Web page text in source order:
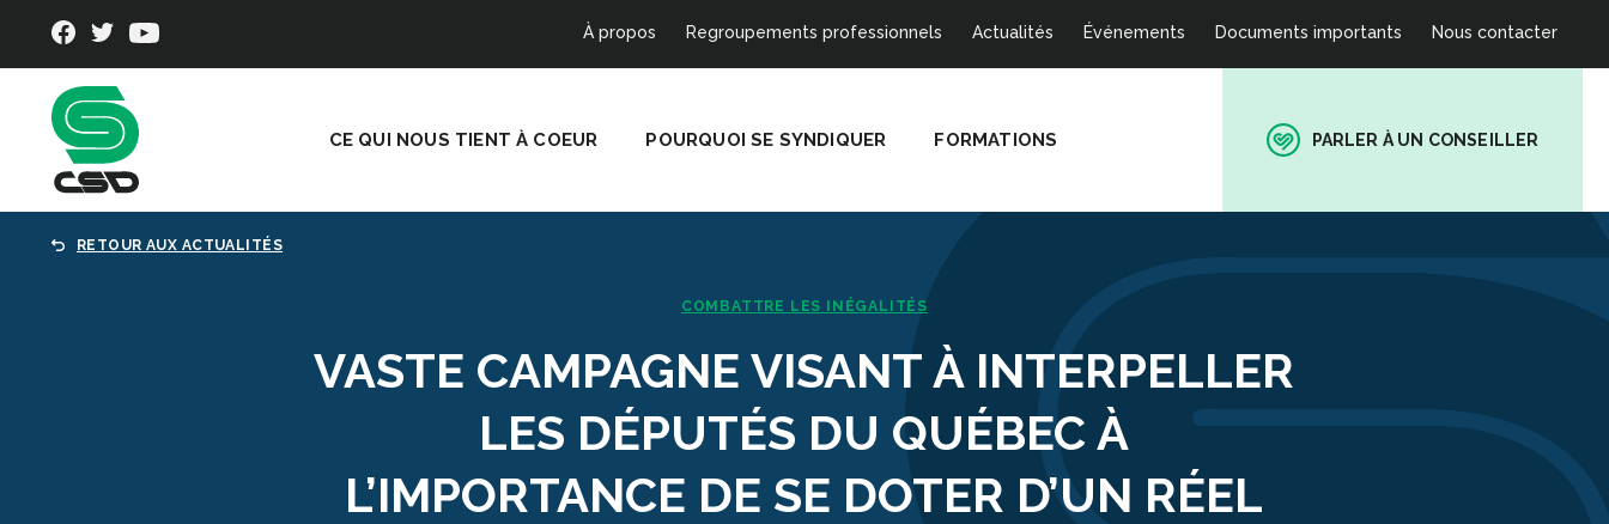
À propos Regroupements professionnels Actualités Événements Documents importants Nous contacter
CE QUI NOUS TIENT À COEUR POURQUOI SE SYNDIQUER FORMATIONS PARLER À UN CONSEILLER
RETOUR AUX ACTUALITÉS
COMBATTRE LES INÉGALITÉS
VASTE CAMPAGNE VISANT À INTERPELLER
LES DÉPUTÉS DU QUÉBEC À
L’IMPORTANCE DE SE DOTER D’UN RÉEL